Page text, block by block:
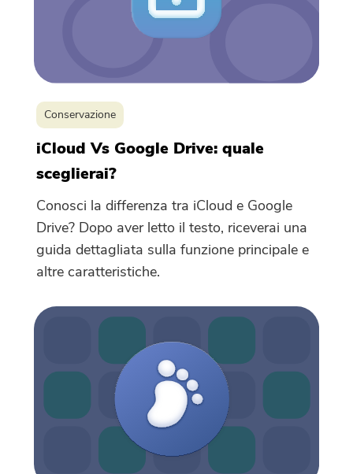
Conservazione
iCloud Vs Google Drive: quale
sceglierai?
Conosci la differenza tra iCloud e Google
Drive? Dopo aver letto il testo, riceverai una
guida dettagliata sulla funzione principale e
altre caratteristiche.